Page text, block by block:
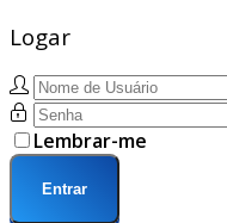
Logar
Lembrar-me
Entrar